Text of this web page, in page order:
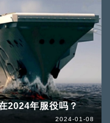
2024年服役吗？
2024-01-08